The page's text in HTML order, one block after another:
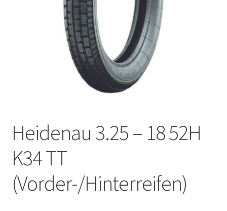
Heidenau 3.25 – 18 52H
K34 TT
(Vorder-/Hinterreifen)